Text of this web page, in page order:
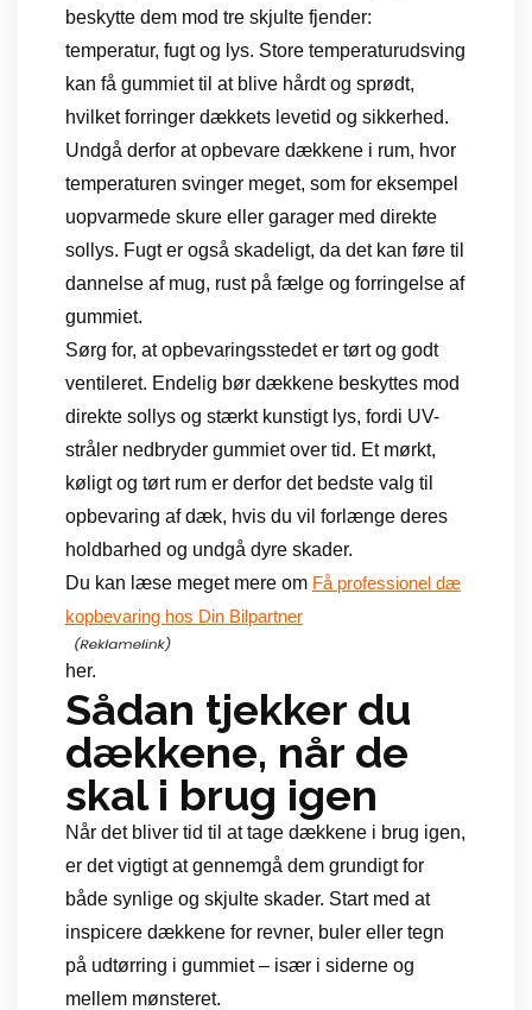
beskytte dem mod tre skjulte fjender:
temperatur, fugt og lys. Store temperaturudsving
kan få gummiet til at blive hårdt og sprødt,
hvilket forringer dækkets levetid og sikkerhed.
Undgå derfor at opbevare dækkene i rum, hvor
temperaturen svinger meget, som for eksempel
uopvarmede skure eller garager med direkte
sollys. Fugt er også skadeligt, da det kan føre til
dannelse af mug, rust på fælge og forringelse af
gummiet.
Sørg for, at opbevaringsstedet er tørt og godt
ventileret. Endelig bør dækkene beskyttes mod
direkte sollys og stærkt kunstigt lys, fordi UV-
stråler nedbryder gummiet over tid. Et mørkt,
køligt og tørt rum er derfor det bedste valg til
opbevaring af dæk, hvis du vil forlænge deres
holdbarhed og undgå dyre skader.
Du kan læse meget mere om Få professionel dæ
kopbevaring hos Din Bilpartner
her.
Sådan tjekker du
dækkene, når de
skal i brug igen
Når det bliver tid til at tage dækkene i brug igen,
er det vigtigt at gennemgå dem grundigt for
både synlige og skjulte skader. Start med at
inspicere dækkene for revner, buler eller tegn
på udtørring i gummiet – især i siderne og
mellem mønsteret.